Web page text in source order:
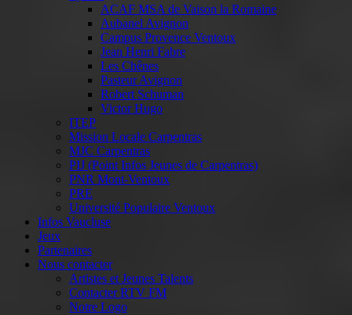
ACAF MSA de Vaison la Romaine
Aubanel Avignon
Campus Provence Ventoux
Jean Henri Fabre
Les Chênes
Pasteur Avignon
Robert Schuman
Victor Hugo
ITEP
Mission Locale Carpentras
MJC Carpentras
PIJ (Point Infos Jeunes de Carpentras)
PNR Mont-Ventoux
PRE
Université Populaire Ventoux
Infos Vaucluse
Jeux
Partenaires
Nous contacter
Artistes et Jeunes Talents
Contacter RTV FM
Notre Logo